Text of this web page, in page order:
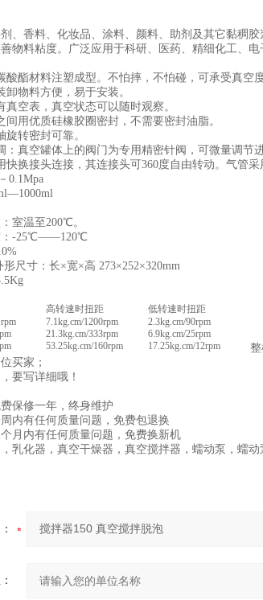
、香料、化妆品、涂料、颜料、助剂及其它黏稠
物料粘度。广泛应用于科研、医药、精细化工、电
酸酯材料注塑成型。不怕摔，不怕碰，可承受真空
卸物料方便，易于安装。
真空表，真空状态可以随时观察。
间用优质硅橡胶圈密封，不需要密封油脂。
转密封可靠。
：真空罐体上的阀门为专用精密针阀，可微量调节
快换接头连接，其连接头可360度自由转动。气管采
0.1Mpa
室温至200℃。
：-25℃——120℃
形尺寸：长×宽×高 273×252×320mm
高转速时扭距
低转速时扭距
7.1kg.cm/1200rpm
2.3kg.cm/90rpm
21.3kg.cm/333rpm
6.9kg.cm/25rpm
53.25kg.cm/160rpm 17.25kg.cm/12rpm
整
买家；
要写详细哦！
保修一年，终身维护
内有任何质量问题，免费包退换
月内有任何质量问题，免费换新机
乳化器，真空干燥器，真空搅拌器，蠕动泵，蠕